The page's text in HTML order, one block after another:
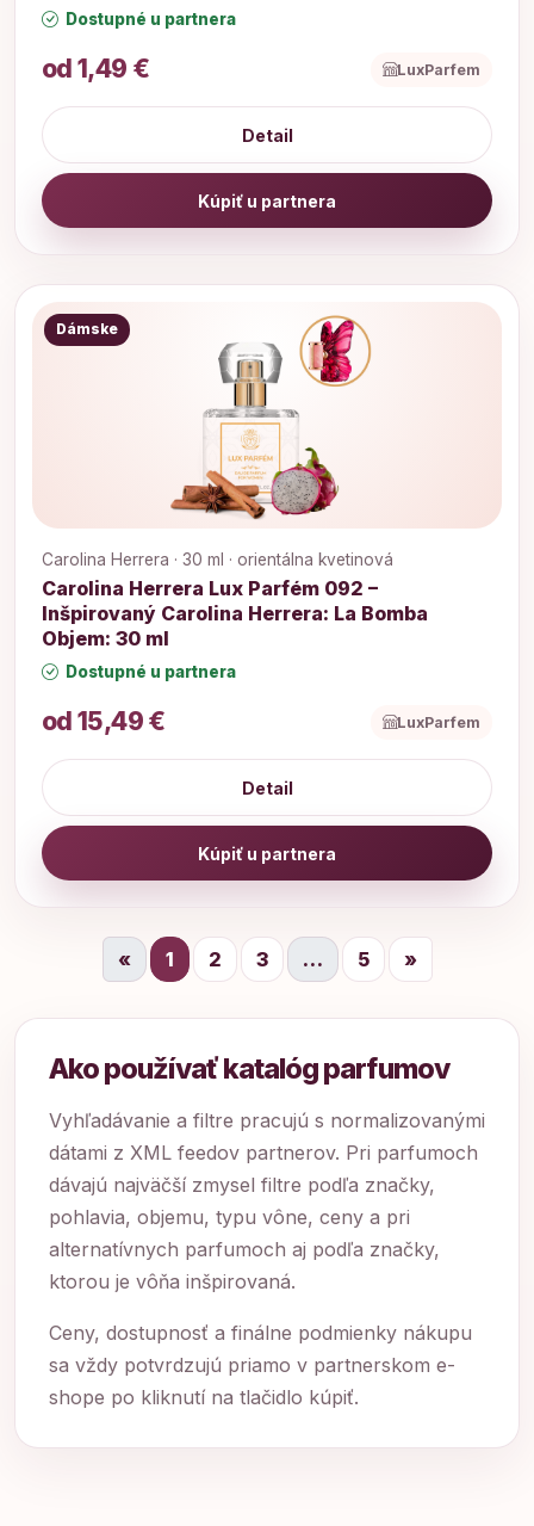
Dostupné u partnera
od 1,49 € LuxParfem
Detail
Kúpiť u partnera
Dámske
Carolina Herrera · 30 ml · orientálna kvetinová
Carolina Herrera Lux Parfém 092 –
Inšpirovaný Carolina Herrera: La Bomba
Objem: 30 ml
Dostupné u partnera
od 15,49 € LuxParfem
Detail
Kúpiť u partnera
« 1 2 3 … 5 »
Ako používať katalóg parfumov
Vyhľadávanie a filtre pracujú s normalizovanými
dátami z XML feedov partnerov. Pri parfumoch
dávajú najväčší zmysel filtre podľa značky,
pohlavia, objemu, typu vône, ceny a pri
alternatívnych parfumoch aj podľa značky,
ktorou je vôňa inšpirovaná.
Ceny, dostupnosť a finálne podmienky nákupu
sa vždy potvrdzujú priamo v partnerskom e-
shope po kliknutí na tlačidlo kúpiť.